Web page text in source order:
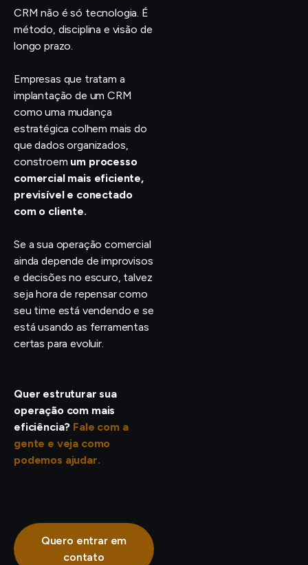
CRM não é só tecnologia. É
método, disciplina e visão de
longo prazo.
Empresas que tratam a
implantação de um CRM
como uma mudança
estratégica colhem mais do
que dados organizados,
constroem um processo
comercial mais eficiente,
previsível e conectado
com o cliente.
Se a sua operação comercial
ainda depende de improvisos
e decisões no escuro, talvez
seja hora de repensar como
seu time está vendendo e se
está usando as ferramentas
certas para evoluir.
Quer estruturar sua
operação com mais
eficiência? Fale com a
gente e veja como
podemos ajudar.
Quero entrar em
contato